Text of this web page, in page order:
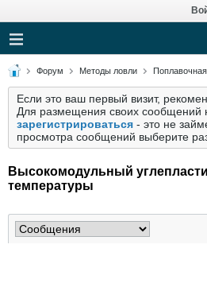
Форум Методы ловли
Если это ваш первый визит,
Для размещения своих сообщений
зарегистрироваться - это не
просмотра сообщений выберите
Высокомодульный
температуры